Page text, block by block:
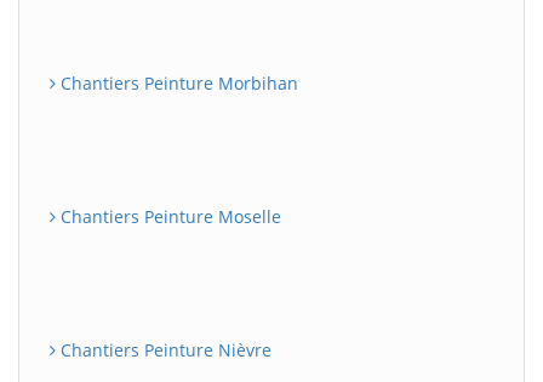
Chantiers Peinture Morbihan
Chantiers Peinture Moselle
Chantiers Peinture Nièvre